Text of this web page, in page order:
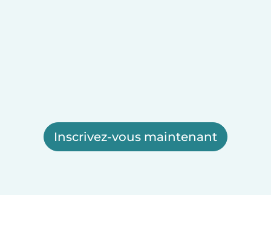
Inscrivez-vous maintenant